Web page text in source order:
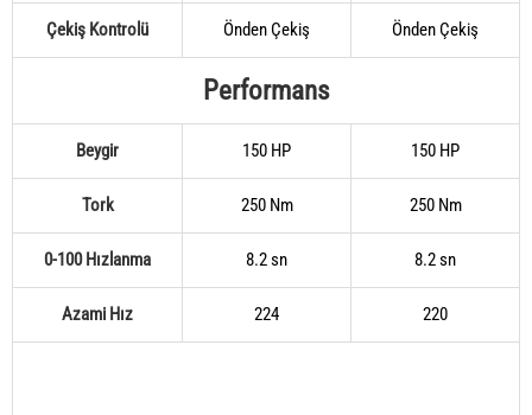
Çekiş Kontrolü Önden Çekiş Önden Çekiş
Performans
Beygir 150 HP 150 HP
Tork 250 Nm 250 Nm
0-100 Hızlanma 8.2 sn 8.2 sn
Azami Hız 224 220